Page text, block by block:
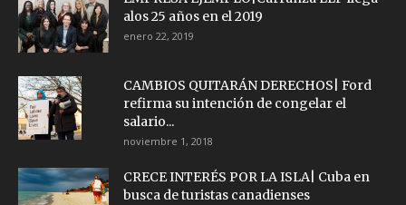
alos 25 años en el 2019
enero 22, 2019
CAMBIOS QUITARÁN DERECHOS| Ford
refirma su intención de congelar el
salario...
noviembre 1, 2018
CRECE INTERÉS POR LA ISLA| Cuba en
busca de turistas canadienses